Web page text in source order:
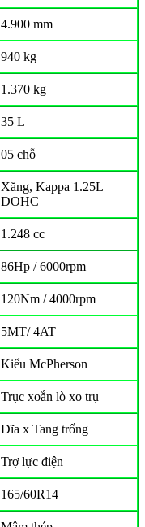
4.900 mm
940 kg
1.370 kg
35 L
05 chỗ
Xăng, Kappa 1.25L
DOHC
1.248 cc
86Hp / 6000rpm
120Nm / 4000rpm
5MT/ 4AT
Kiểu McPherson
Trục xoắn lò xo trụ
Đĩa x Tang trống
Trợ lực điện
165/60R14